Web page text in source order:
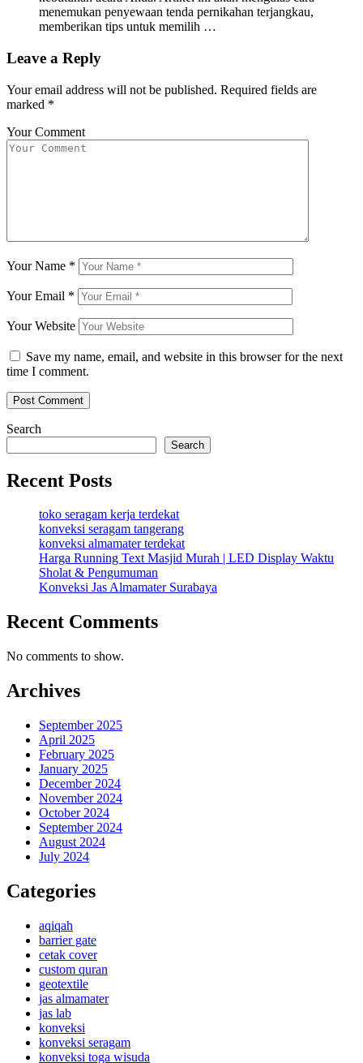
menemukan penyewaan tenda pernikahan terjangkau,
memberikan tips untuk memilih …
Leave a Reply
Your email address will not be published. Required fields are
marked *
Your Comment
Your Name *
Your Email *
Your Website
Save my name, email, and website in this browser for the next
time I comment.
Search
Search
Recent Posts
toko seragam kerja terdekat
konveksi seragam tangerang
konveksi almamater terdekat
Harga Running Text Masjid Murah | LED Display Waktu
Sholat & Pengumuman
Konveksi Jas Almamater Surabaya
Recent Comments
No comments to show.
Archives
September 2025
April 2025
February 2025
January 2025
December 2024
November 2024
October 2024
September 2024
August 2024
July 2024
Categories
aqiqah
barrier gate
cetak cover
custom quran
geotextile
jas almamater
jas lab
konveksi
konveksi seragam
konveksi toga wisuda